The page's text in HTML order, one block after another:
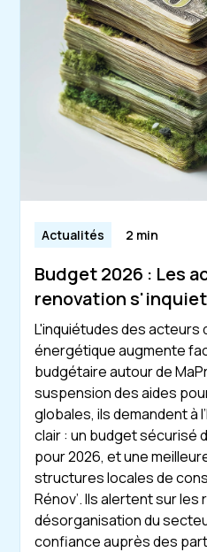
Actualités 2 min
Budget 2026 : Les
renovation
L'inquiétudes des acteurs
énergétique augmente
budgétaire autour de
suspension des aides
globales, ils demandent à
clair : un budget sécurisé
pour 2026, et une
structures locales de
Rénov’. Ils alertent sur les
désorganisation du
confiance auprès des